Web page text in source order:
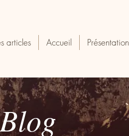
articles Accueil Présentation